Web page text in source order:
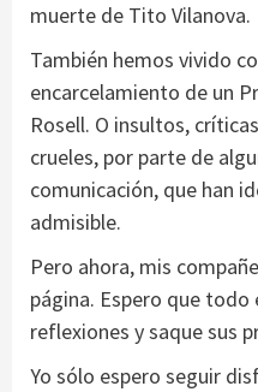
muerte de Tito Vilanova.
También hemos vivido
encarcelamiento de un
Rosell. O insultos,
crueles, por parte de
comunicación, que han
admisible.
Pero ahora, mis
página. Espero que todo
reflexiones y saque sus
Yo sólo espero seguir